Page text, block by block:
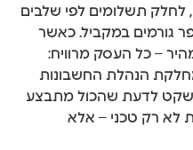
לחלק תשלומים לפי שלבים
גורמים במקביל. כאשר
– כל העסק מרוויח:
הנהלת החשבונות
שקט לדעת שהכול מתבצע
לא רק טכני – אלא